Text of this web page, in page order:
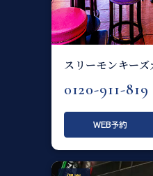
スリーモンキー
0120-911-819
WEB予約